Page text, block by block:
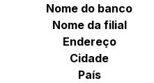
Nome do banco
Nome da filial
Endereço
Cidade
País